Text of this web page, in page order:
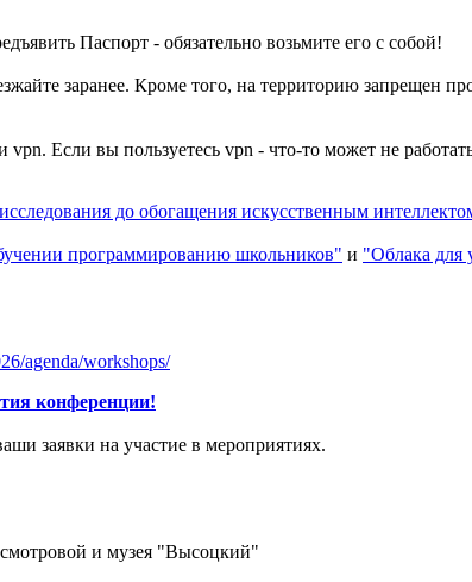
Паспорт - обязательно возьмите его с собой!
заранее. Кроме того, на территорию
Если вы пользуетесь vpn - что-то может не
до обогащения искусственным
программированию школьников" и "Облака для
agenda/workshops/
конференции!
заявки на участие в мероприятиях.
и музея "Высоцкий"